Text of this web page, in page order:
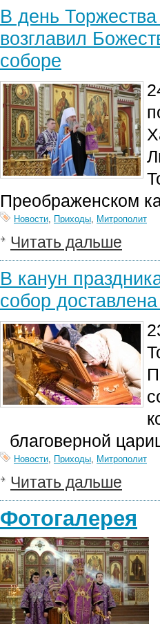
В день
возглавил
соборе
Преображенском
Новости, Приходы, Митрополит
Читать дальше
В канун
собор
благоверной
Новости, Приходы, Митрополит
Читать дальше
Фотогалерея